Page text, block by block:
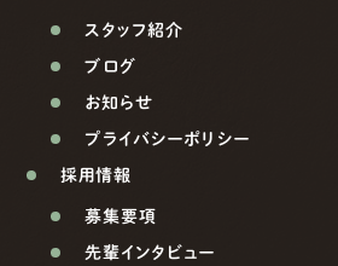
スタッフ紹介
ブログ
お知らせ
プライバシーポリシー
採用情報
募集要項
先輩インタビュー